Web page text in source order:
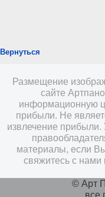
Вернуться
Размещение
сайте
информационную
прибыли. Не
извлечение прибыли.
материалы, если
свяжитесь с нами
© Арт
все